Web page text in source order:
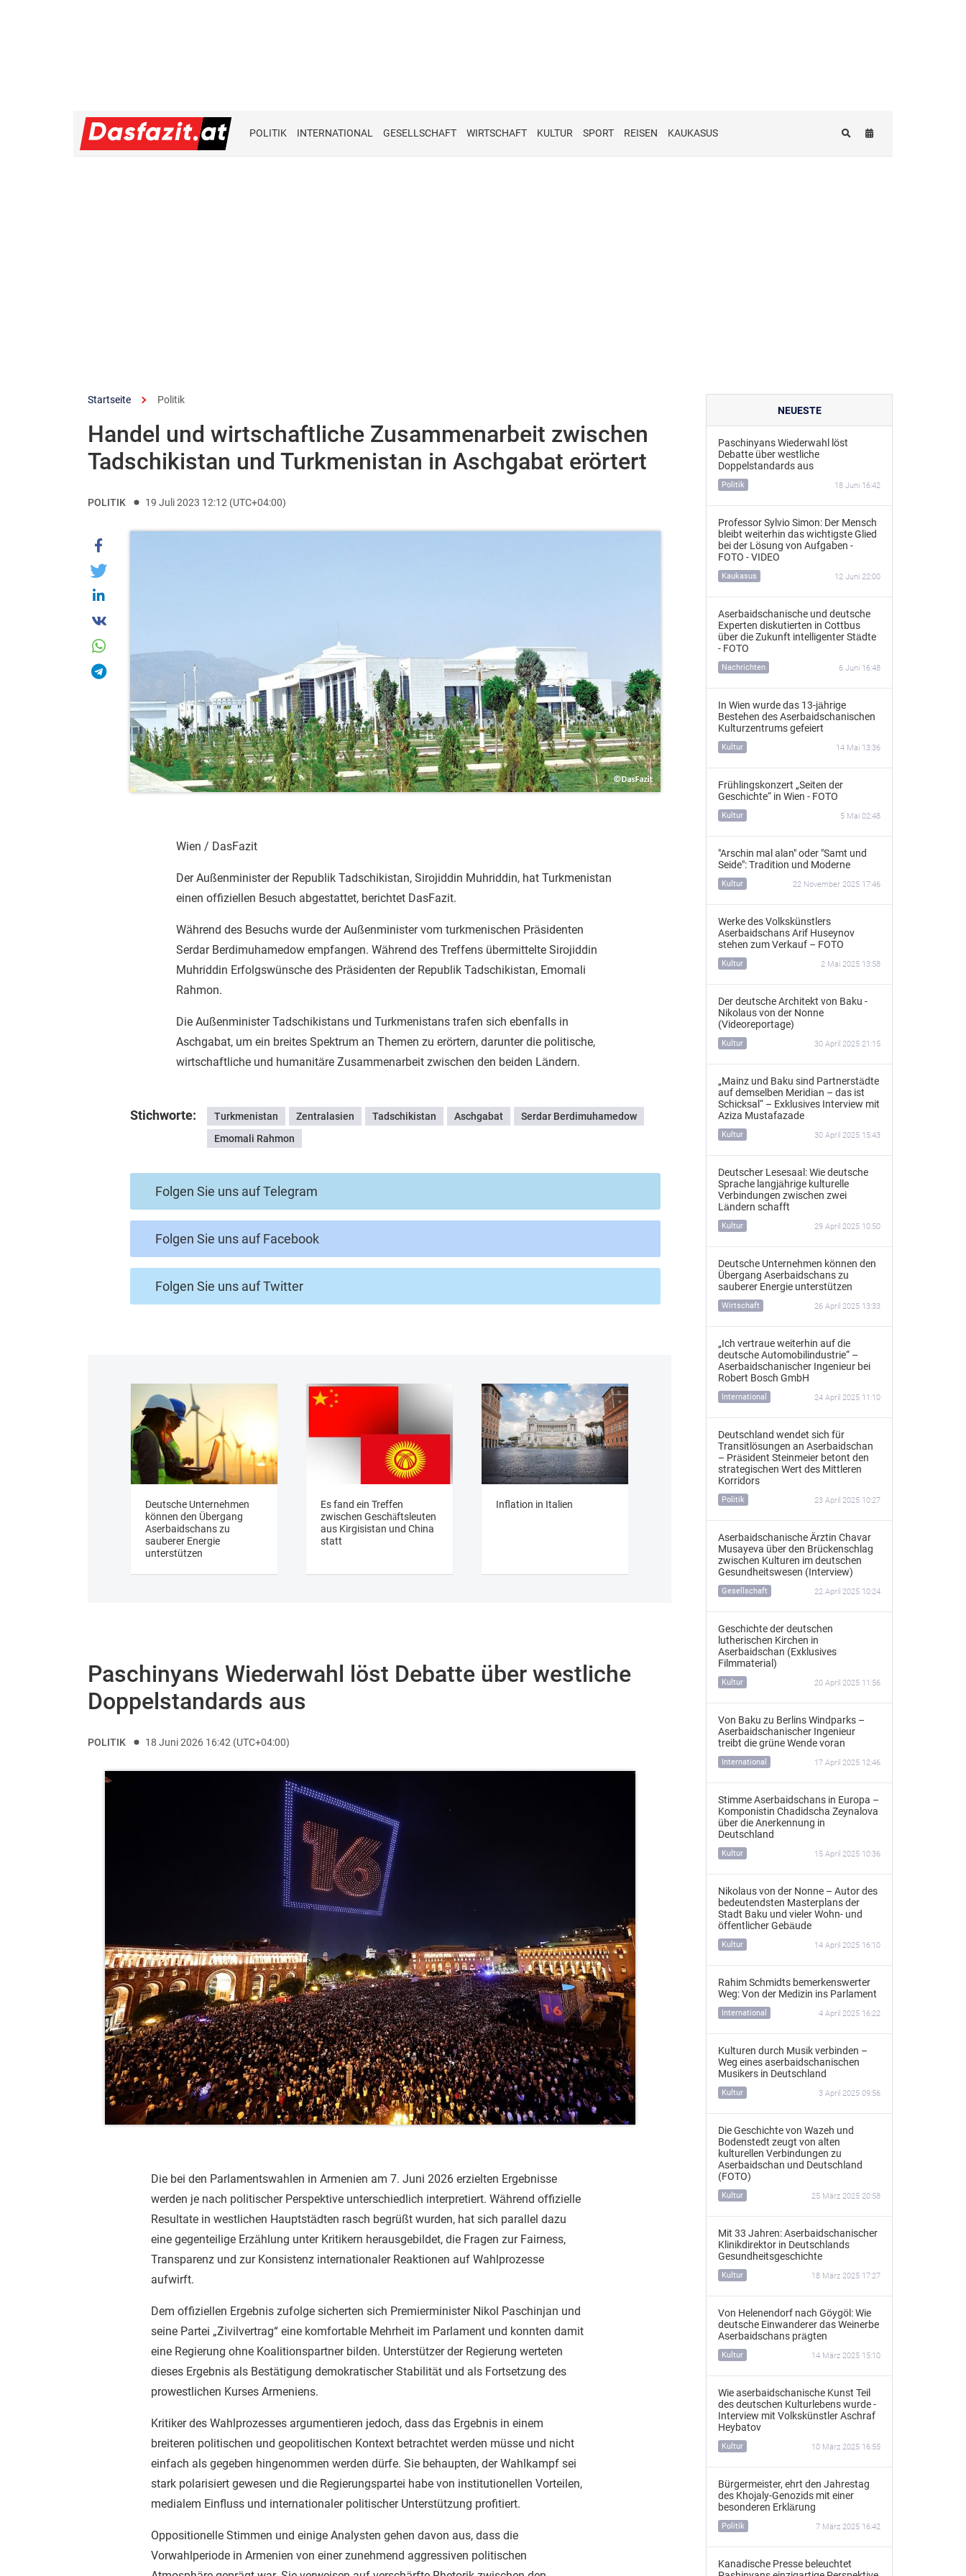
POLITIK INTERNATIONAL GESELLSCHAFT WIRTSCHAFT KULTUR SPORT REISEN KAUKASUS
Startseite Politik
Handel und wirtschaftliche Zusammenarbeit zwischen
Tadschikistan und Turkmenistan in Aschgabat erörtert
POLITIK 19 Juli 2023 12:12 (UTC+04:00)
Wien / DasFazit
Der Außenminister der Republik Tadschikistan, Sirojiddin Muhriddin, hat Turkmenistan
einen offiziellen Besuch abgestattet, berichtet DasFazit.
Während des Besuchs wurde der Außenminister vom turkmenischen Präsidenten
Serdar Berdimuhamedow empfangen. Während des Treffens übermittelte Sirojiddin
Muhriddin Erfolgswünsche des Präsidenten der Republik Tadschikistan, Emomali
Rahmon.
Die Außenminister Tadschikistans und Turkmenistans trafen sich ebenfalls in
Aschgabat, um ein breites Spektrum an Themen zu erörtern, darunter die politische,
wirtschaftliche und humanitäre Zusammenarbeit zwischen den beiden Ländern.
Stichworte: Turkmenistan Zentralasien Tadschikistan Aschgabat
Serdar Berdimuhamedow
Emomali Rahmon
Folgen Sie uns auf Telegram
Folgen Sie uns auf Facebook
Folgen Sie uns auf Twitter
Deutsche Unternehmen
können den Übergang
Aserbaidschans zu
sauberer Energie
unterstützen
Es fand ein Treffen
zwischen Geschäftsleuten
aus Kirgisistan und China
statt
Inflation in Italien
Paschinyans Wiederwahl löst Debatte über westliche
Doppelstandards aus
POLITIK 18 Juni 2026 16:42 (UTC+04:00)
Die bei den Parlamentswahlen in Armenien am 7. Juni 2026 erzielten Ergebnisse
werden je nach politischer Perspektive unterschiedlich interpretiert. Während offizielle
Resultate in westlichen Hauptstädten rasch begrüßt wurden, hat sich parallel dazu
eine gegenteilige Erzählung unter Kritikern herausgebildet, die Fragen zur Fairness,
Transparenz und zur Konsistenz internationaler Reaktionen auf Wahlprozesse
aufwirft.
Dem offiziellen Ergebnis zufolge sicherten sich Premierminister Nikol Paschinjan und
seine Partei „Zivilvertrag“ eine komfortable Mehrheit im Parlament und konnten damit
eine Regierung ohne Koalitionspartner bilden. Unterstützer der Regierung werteten
dieses Ergebnis als Bestätigung demokratischer Stabilität und als Fortsetzung des
prowestlichen Kurses Armeniens.
Kritiker des Wahlprozesses argumentieren jedoch, dass das Ergebnis in einem
breiteren politischen und geopolitischen Kontext betrachtet werden müsse und nicht
einfach als gegeben hingenommen werden dürfe. Sie behaupten, der Wahlkampf sei
stark polarisiert gewesen und die Regierungspartei habe von institutionellen Vorteilen,
medialem Einfluss und internationaler politischer Unterstützung profitiert.
Oppositionelle Stimmen und einige Analysten gehen davon aus, dass die
Vorwahlperiode in Armenien von einer zunehmend aggressiven politischen
NEUESTE
Paschinyans Wiederwahl löst
Debatte über westliche
Doppelstandards aus
Politik 18 Juni 16:42
Professor Sylvio Simon: Der Mensch
bleibt weiterhin das wichtigste Glied
bei der Lösung von Aufgaben -
FOTO - VIDEO
Kaukasus 12 Juni 22:00
Aserbaidschanische und deutsche
Experten diskutierten in Cottbus
über die Zukunft intelligenter Städte
- FOTO
Nachrichten 6 Juni 16:48
In Wien wurde das 13‑jährige
Bestehen des Aserbaidschanischen
Kulturzentrums gefeiert
Kultur 14 Mai 13:36
Frühlingskonzert „Seiten der
Geschichte“ in Wien - FOTO
Kultur 5 Mai 02:48
"Arschin mal alan" oder "Samt und
Seide": Tradition und Moderne
Kultur 22 November 2025 17:46
Werke des Volkskünstlers
Aserbaidschans Arif Huseynov
stehen zum Verkauf – FOTO
Kultur 2 Mai 2025 13:58
Der deutsche Architekt von Baku -
Nikolaus von der Nonne
(Videoreportage)
Kultur 30 April 2025 21:15
„Mainz und Baku sind Partnerstädte
auf demselben Meridian – das ist
Schicksal“ – Exklusives Interview mit
Aziza Mustafazade
Kultur 30 April 2025 15:43
Deutscher Lesesaal: Wie deutsche
Sprache langjährige kulturelle
Verbindungen zwischen zwei
Ländern schafft
Kultur 29 April 2025 10:50
Deutsche Unternehmen können den
Übergang Aserbaidschans zu
sauberer Energie unterstützen
Wirtschaft 26 April 2025 13:33
„Ich vertraue weiterhin auf die
deutsche Automobilindustrie“ –
Aserbaidschanischer Ingenieur bei
Robert Bosch GmbH
International 24 April 2025 11:10
Deutschland wendet sich für
Transitlösungen an Aserbaidschan
– Präsident Steinmeier betont den
strategischen Wert des Mittleren
Korridors
Politik 23 April 2025 10:27
Aserbaidschanische Ärztin Chavar
Musayeva über den Brückenschlag
zwischen Kulturen im deutschen
Gesundheitswesen (Interview)
Gesellschaft 22 April 2025 10:24
Geschichte der deutschen
lutherischen Kirchen in
Aserbaidschan (Exklusives
Filmmaterial)
Kultur 20 April 2025 11:56
Von Baku zu Berlins Windparks –
Aserbaidschanischer Ingenieur
treibt die grüne Wende voran
International 17 April 2025 12:46
Stimme Aserbaidschans in Europa –
Komponistin Chadidscha Zeynalova
über die Anerkennung in
Deutschland
Kultur 15 April 2025 10:36
Nikolaus von der Nonne – Autor des
bedeutendsten Masterplans der
Stadt Baku und vieler Wohn- und
öffentlicher Gebäude
Kultur 14 April 2025 16:10
Rahim Schmidts bemerkenswerter
Weg: Von der Medizin ins Parlament
International 4 April 2025 16:22
Kulturen durch Musik verbinden –
Weg eines aserbaidschanischen
Musikers in Deutschland
Kultur 3 April 2025 09:56
Die Geschichte von Wazeh und
Bodenstedt zeugt von alten
kulturellen Verbindungen zu
Aserbaidschan und Deutschland
(FOTO)
Kultur 25 März 2025 20:58
Mit 33 Jahren: Aserbaidschanischer
Klinikdirektor in Deutschlands
Gesundheitsgeschichte
Kultur 18 März 2025 17:27
Von Helenendorf nach Göygöl: Wie
deutsche Einwanderer das Weinerbe
Aserbaidschans prägten
Kultur 14 März 2025 15:10
Wie aserbaidschanische Kunst Teil
des deutschen Kulturlebens wurde -
Interview mit Volkskünstler Aschraf
Heybatov
Kultur 10 März 2025 16:55
Bürgermeister, ehrt den Jahrestag
des Khojaly-Genozids mit einer
besonderen Erklärung
Politik 7 März 2025 16:42
Kanadische Presse beleuchtet